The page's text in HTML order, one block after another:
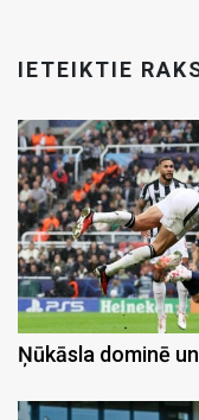
IETEIKTIE
Ņūkāsla dominē